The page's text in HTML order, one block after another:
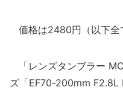
価格は2480円（以下全
「レンズタンブラー
ズ「EF70-200mm F2.8L